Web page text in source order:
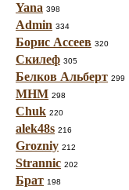
Yana 398
Admin 334
Борис Ассеев 320
Скилеф 305
Белков Альберт 299
МНМ 298
Chuk 220
alek48s 216
Grozniy 212
Strannic 202
Брат 198